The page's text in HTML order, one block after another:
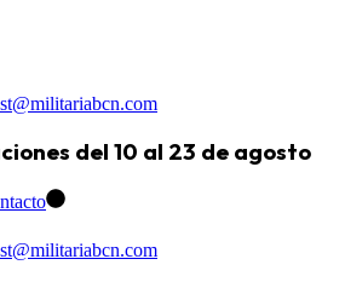
del 10 al 23 de agosto